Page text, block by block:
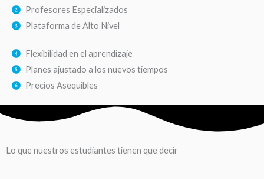
Profesores Especializados
Plataforma de Alto Nivel
Flexibilidad en el aprendizaje
Planes ajustado a los nuevos tiempos
Precios Asequibles
Lo que nuestros estudiantes tienen que decir